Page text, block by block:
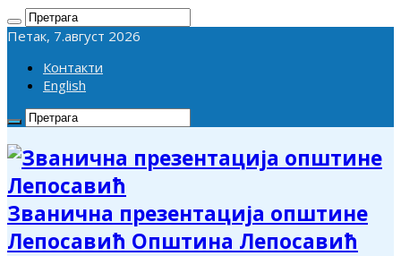
Петак, 7.август 2026
Контакти
English
Званична презентација општине
Лепосавић Општина Лепосавић